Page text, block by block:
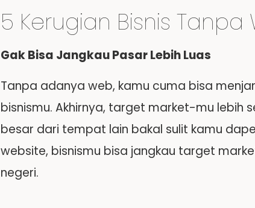
5 Kerugian Bisnis Tanpa
Gak Bisa Jangkau Pasar Lebih Luas
Tanpa adanya web, kamu cuma bisa
bisnismu. Akhirnya, target market-mu lebih
besar dari tempat lain bakal sulit kamu
website, bisnismu bisa jangkau target
negeri.